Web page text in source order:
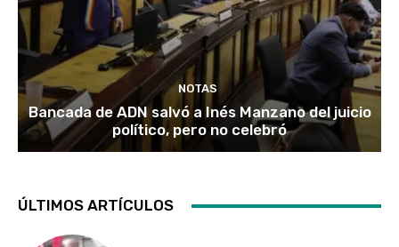
NOTAS
Bancada de ADN salvó a Inés Manzano del juicio
político, pero no celebró
ÚLTIMOS ARTÍCULOS